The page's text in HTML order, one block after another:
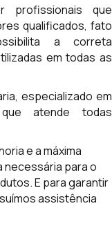
profissionais que
qualificados, fato
a correta
em todas as
especializado em
atende todas
e a máxima
necessária para o
E para garantir
assistência